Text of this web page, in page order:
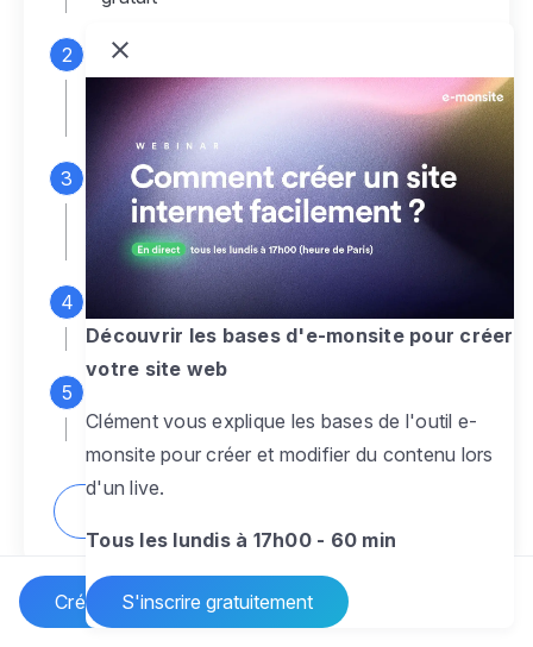
Créer un site Internet
Connectez-vous
monsite gratuit pour accéder à votre
espace d'administration
Personnalisez entièrement le
designpour créer un site web sur-mesure,
à votre image
Ajoutez des pagessans limite pour
présenter votre activité, votre passion
pour rendre votre site dynamique
Découvrir les bases d'e-monsite pour créer
votre site web
Clément vous explique les bases de l'outil e-
monsite pour créer et modifier du contenu lors
d'un live.
Tous les lundis à 17h00 - 60 min
S'inscrire gratuitement